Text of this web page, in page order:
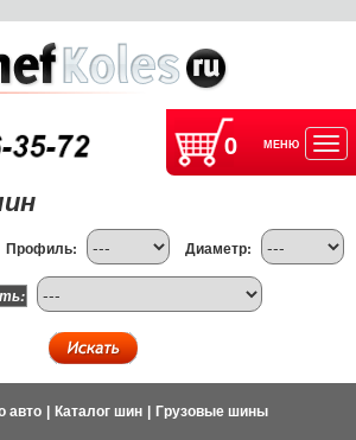
0 МЕНЮ
Профиль: Диаметр:
авто Каталог шин Грузовые шины